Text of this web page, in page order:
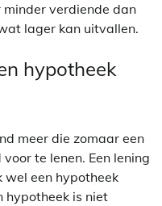
verdiende dan
lager kan uitvallen.
hypotheek
meer die zomaar een
te lenen. Een lening
wel een hypotheek
hypotheek is niet